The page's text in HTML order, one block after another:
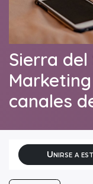
Sierra del
canales
Unirse a